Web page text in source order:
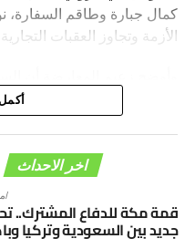
كمال جبارة وطاقم السفارة،
الأزمة وتجاوز العقبات التجارية
دولار، مما يجعله ضمن
المنتج الحيوي.
وكشف موسيوكا عن تداعيات
وجود أكثر من
اخر الاحداث
قمة مكة للدفاع المشترك..
جديد بين السعودية وتركيا